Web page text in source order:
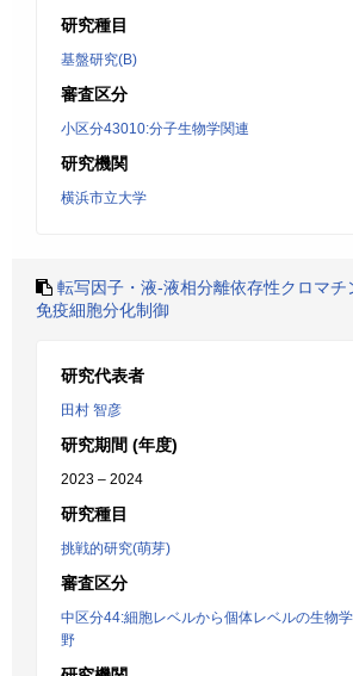
研究種目
基盤研究(B)
審査区分
小区分43010:分子生物学関連
研究機関
横浜市立大学
転写因子・液-液相分離依存性クロマチ
免疫細胞分化制御
研究代表者
田村 智彦
研究期間 (年度)
2023 – 2024
研究種目
挑戦的研究(萌芽)
審査区分
中区分44:細胞レベルから個体レベルの生物
野